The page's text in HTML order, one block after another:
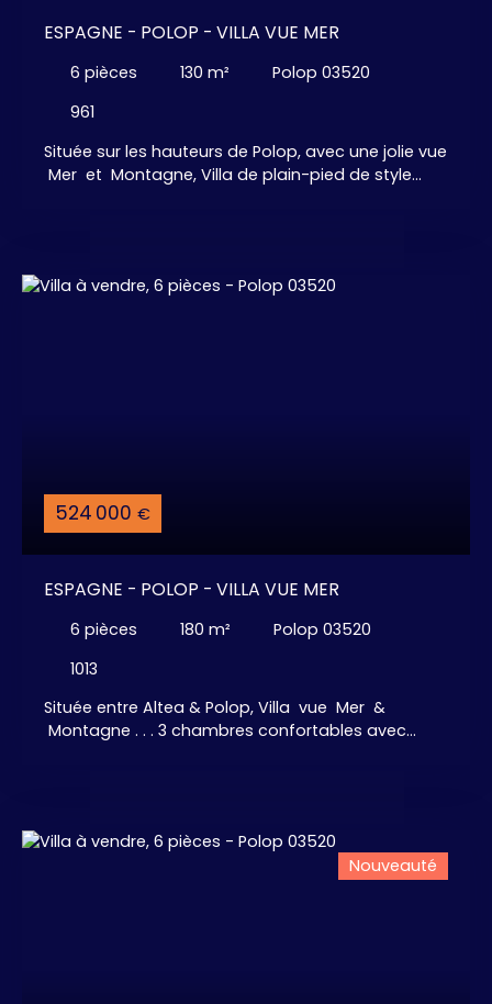
ESPAGNE - POLOP - VILLA VUE MER
6 pièces 130 m²
Polop 03520
961
Située sur les hauteurs de Polop, avec une jolie vue
Mer et Montagne, Villa de plain-pied de style
douche extérieure . . . et Piscine Privative. A
524 000 €
ESPAGNE - POLOP - VILLA VUE MER
6 pièces 180 m²
Polop 03520
1013
Située entre Altea & Polop, Villa vue Mer &
Montagne . . . 3 chambres confortables avec
Nouveauté